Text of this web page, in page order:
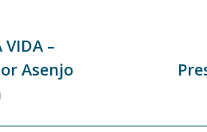
VIDA –
Asenjo